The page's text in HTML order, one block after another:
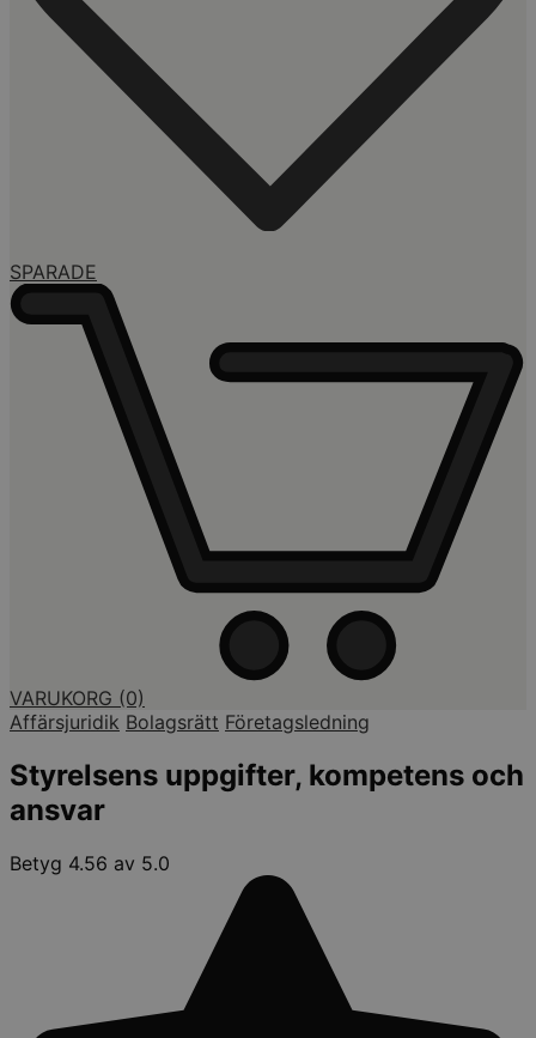
SPARADE
VARUKORG (0)
Affärsjuridik Bolagsrätt Företagsledning
Styrelsens uppgifter, kompetens och
ansvar
Betyg 4.56 av 5.0